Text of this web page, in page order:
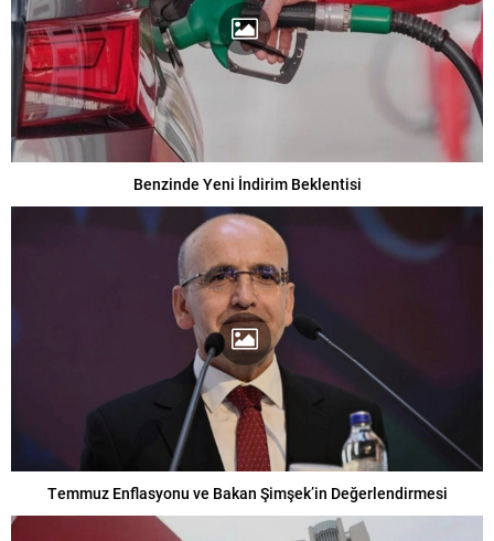
Benzinde Yeni İndirim Beklentisi
Temmuz Enflasyonu ve Bakan Şimşek’in Değerlendirmesi